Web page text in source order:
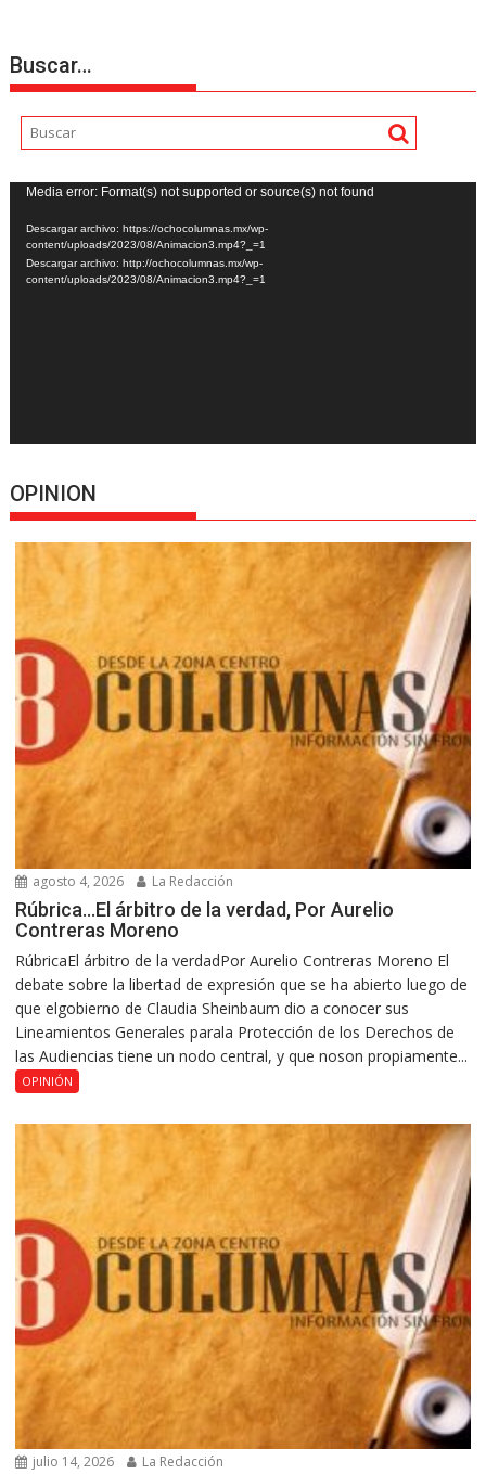
Buscar…
Reproductor
de
vídeo
Media error: Format(s) not supported or source(s) not found
Descargar archivo: https://ochocolumnas.mx/wp-
content/uploads/2023/08/Animacion3.mp4?_=1
Descargar archivo: http://ochocolumnas.mx/wp-
content/uploads/2023/08/Animacion3.mp4?_=1
OPINION
agosto 4, 2026 La Redacción
Rúbrica…El árbitro de la verdad, Por Aurelio
Contreras Moreno
RúbricaEl árbitro de la verdadPor Aurelio Contreras Moreno El
debate sobre la libertad de expresión que se ha abierto luego de
que elgobierno de Claudia Sheinbaum dio a conocer sus
Lineamientos Generales parala Protección de los Derechos de
las Audiencias tiene un nodo central, y que noson propiamente...
OPINIÓN
julio 14, 2026 La Redacción